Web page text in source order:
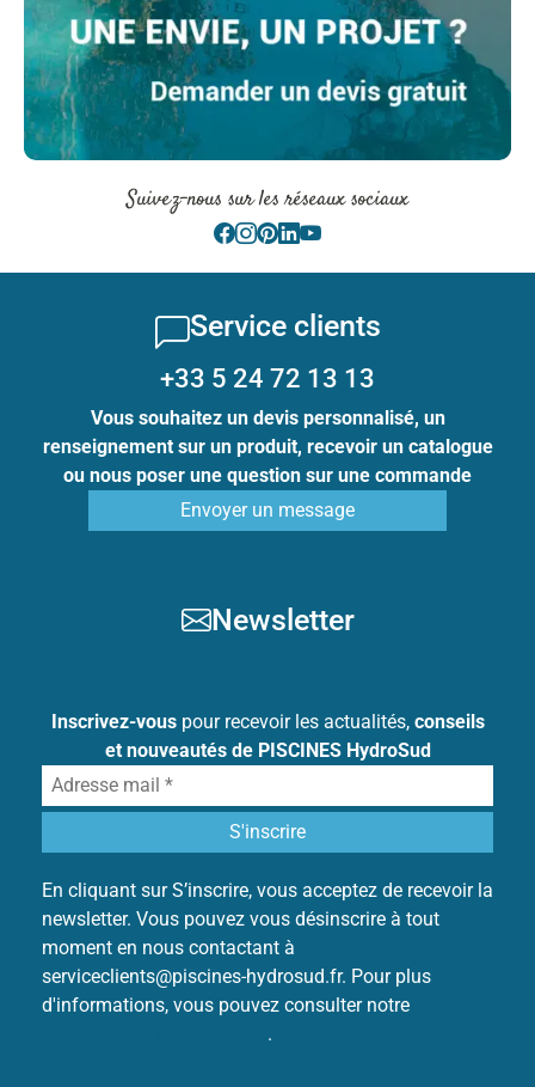
Suivez-nous sur les réseaux sociaux
Service clients
+33 5 24 72 13 13
Vous souhaitez un devis personnalisé, un
renseignement sur un produit, recevoir un catalogue
ou nous poser une question sur une commande
Envoyer un message
Newsletter
Inscrivez-vouspour recevoir les actualités, conseils
et nouveautés de PISCINES HydroSud
En cliquant sur S’inscrire, vous acceptez de recevoir la
newsletter. Vous pouvez vous désinscrire à tout
moment en nous contactant à
serviceclients@piscines-hydrosud.fr. Pour plus
d'informations, vous pouvez consulter notre
.